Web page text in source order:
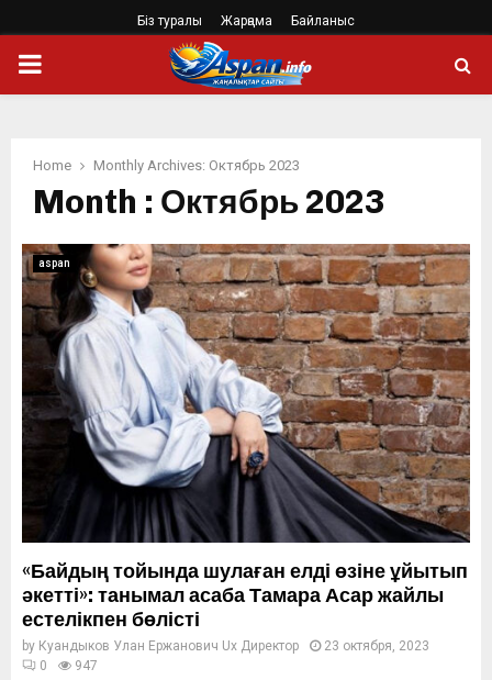
Біз туралы Жарңама Байланыс
PRIMARY
Home Monthly Archives: Октябрь 2023
Month : Октябрь 2023
aspan
«Байдың тойында шулаған елді өзіне ұйытып
әкетті»: танымал асаба Тамара Асар жайлы
естелікпен бөлісті
by Куандыков Улан Ержанович Ux Директор
23 октября, 2023
0
947